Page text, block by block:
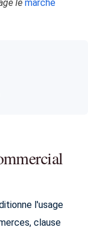
le marché
l'usage
clause